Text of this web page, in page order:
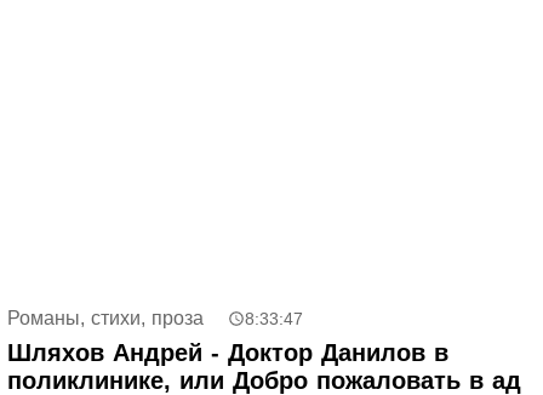
Романы, стихи, проза 8:33:47
Шляхов Андрей - Доктор Данилов в
поликлинике, или Добро пожаловать в ад